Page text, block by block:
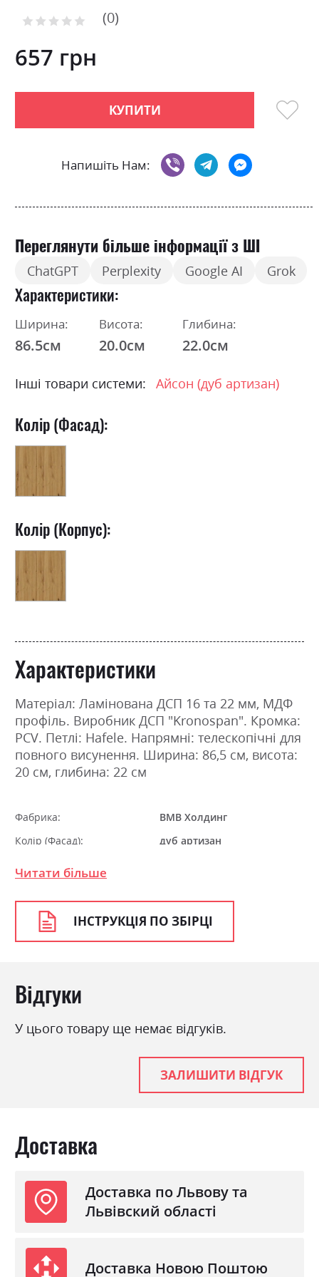
the
gallery
Рейтинг: 0
657 грн
КУПИТИ
Напишіть Нам:
Переглянути більше інформації з ШІ
ChatGPT Perplexity Google AI Grok
Характеристики
Ширина:
86.5см
Висота:
20.0см
Глибина:
22.0см
Інші товари системи: Айсон (дуб артизан)
Колір (Фасад):
Колір (Корпус):
Характеристики
Матеріал: Ламінована ДСП 16 та 22 мм, МДФ
профіль. Виробник ДСП "Kronospan". Кромка:
PCV. Петлі: Hafele. Напрямні: телескопічні для
повного висунення. Ширина: 86,5 см, висота:
20 см, глибина: 22 см
Фабрика:
ВМВ Холдинг
Колір (Фасад):
дуб артизан
Стиль
Матеріал
Читати більше
ІНСТРУКЦІЯ ПО ЗБІРЦІ
Відгуки
У цього товару ще немає відгуків.
ЗАЛИШИТИ ВІДГУК
Доставка
Доставка по Львову та
Львівский області
Доставка Новою Поштою